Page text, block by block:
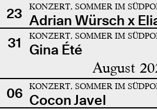
23
KONZERT, SOMMER IM
Adrian Würsch x
31
KONZERT, SOMMER IM
Gina Été
August
06 KONZERT, SOMMER IM
Cocon Javel